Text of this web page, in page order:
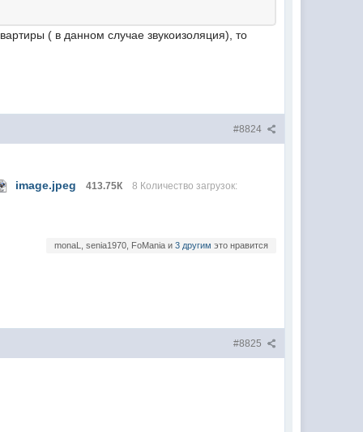
( в данном случае звукоизоляция), то
#8824
image.jpeg 413.75К 8 Количество загрузок:
monaL, senia1970, FoMania и 3 другим это нравится
#8825